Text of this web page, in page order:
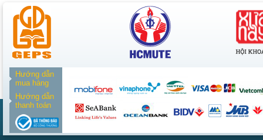
Hướng dẫn
mua hàng
Hướng dẫn
thanh toán